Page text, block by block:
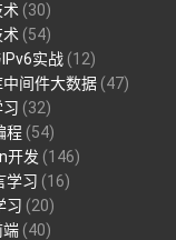
(30)
术 (54)
IPv6实战 (12)
间件大数据 (47)
(32)
程 (54)
开发 (146)
学习 (16)
习 (20)
端 (40)